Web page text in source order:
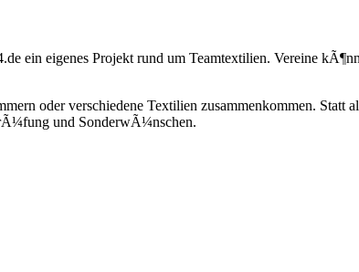
ein eigenes Projekt rund um Teamtextilien. Vereine
oder verschiedene Textilien zusammenkommen.
und SonderwÃ¼nschen.